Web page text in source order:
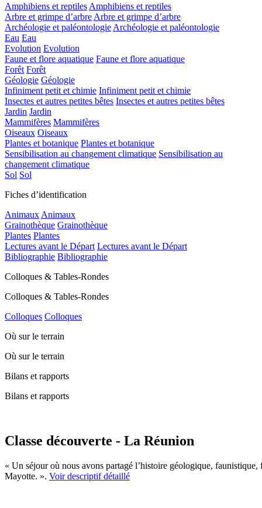
Amphibiens et reptiles Amphibiens et reptiles
Arbre et grimpe d’arbre Arbre et grimpe d’arbre
Archéologie et paléontologie Archéologie et paléontologie
Eau Eau
Evolution Evolution
Faune et flore aquatique Faune et flore aquatique
Forêt Forêt
Géologie Géologie
Infiniment petit et chimie Infiniment petit et chimie
Insectes et autres petites bêtes Insectes et autres petites bêtes
Jardin Jardin
Mammifères Mammifères
Oiseaux Oiseaux
Plantes et botanique Plantes et botanique
Sensibilisation au changement climatique Sensibilisation au
changement climatique
Sol Sol
Fiches d’identification
Animaux Animaux
Grainothèque Grainothèque
Plantes Plantes
Lectures avant le Départ Lectures avant le Départ
Bibliographie Bibliographie
Colloques & Tables-Rondes
Colloques & Tables-Rondes
Colloques Colloques
Où sur le terrain
Où sur le terrain
Bilans et rapports
Bilans et rapports
Classe découverte - La Réunion
« Un séjour où nous avons partagé l’histoire géologique,
Mayotte. ». Voir descriptif détaillé